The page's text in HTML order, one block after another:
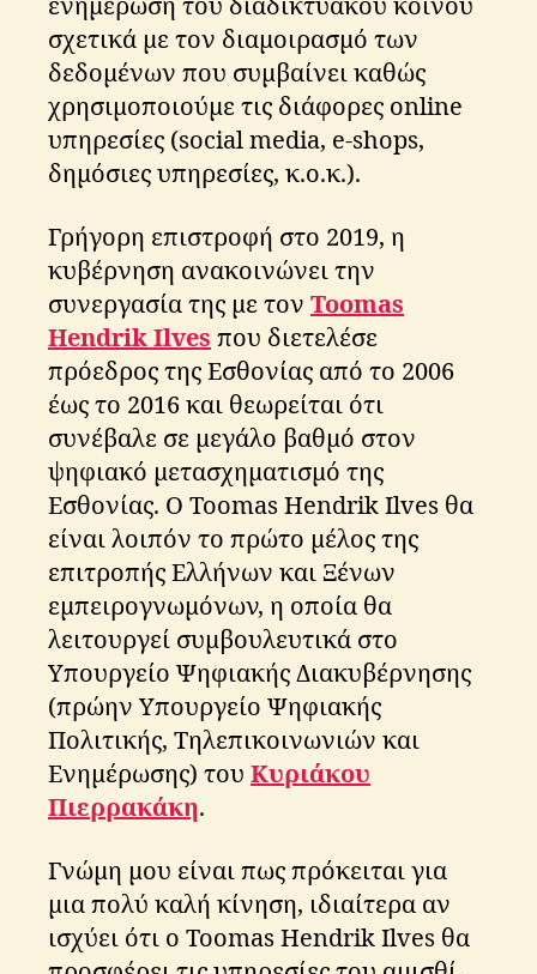
ενημέρωση του διαδικτυακού κοινού
σχετικά με τον διαμοιρασμό των
δεδομένων που συμβαίνει καθώς
χρησιμοποιούμε τις διάφορες online
υπηρεσίες (social media, e-shops,
δημόσιες υπηρεσίες, κ.ο.κ.).
Γρήγορη επιστροφή στο 2019, η
κυβέρνηση ανακοινώνει την
συνεργασία της με τον Toomas
Hendrik Ilves που διετελέσε
πρόεδρος της Εσθονίας από το 2006
έως το 2016 και θεωρείται ότι
συνέβαλε σε μεγάλο βαθμό στον
ψηφιακό μετασχηματισμό της
Εσθονίας. Ο Toomas Hendrik Ilves θα
είναι λοιπόν το πρώτο μέλος της
επιτροπής Ελλήνων και Ξένων
εμπειρογνωμόνων, η οποία θα
λειτουργεί συμβουλευτικά στο
Υπουργείο Ψηφιακής Διακυβέρνησης
(πρώην Υπουργείο Ψηφιακής
Πολιτικής, Τηλεπικοινωνιών και
Ενημέρωσης) του Κυριάκου
Πιερρακάκη.
Γνώμη μου είναι πως πρόκειται για
μια πολύ καλή κίνηση, ιδιαίτερα αν
ισχύει ότι ο Toomas Hendrik Ilves θα